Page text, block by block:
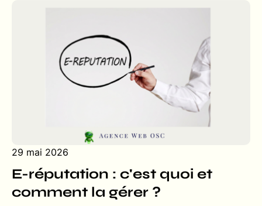
29 mai 2026
E-réputation : c'est quoi et
comment la gérer ?